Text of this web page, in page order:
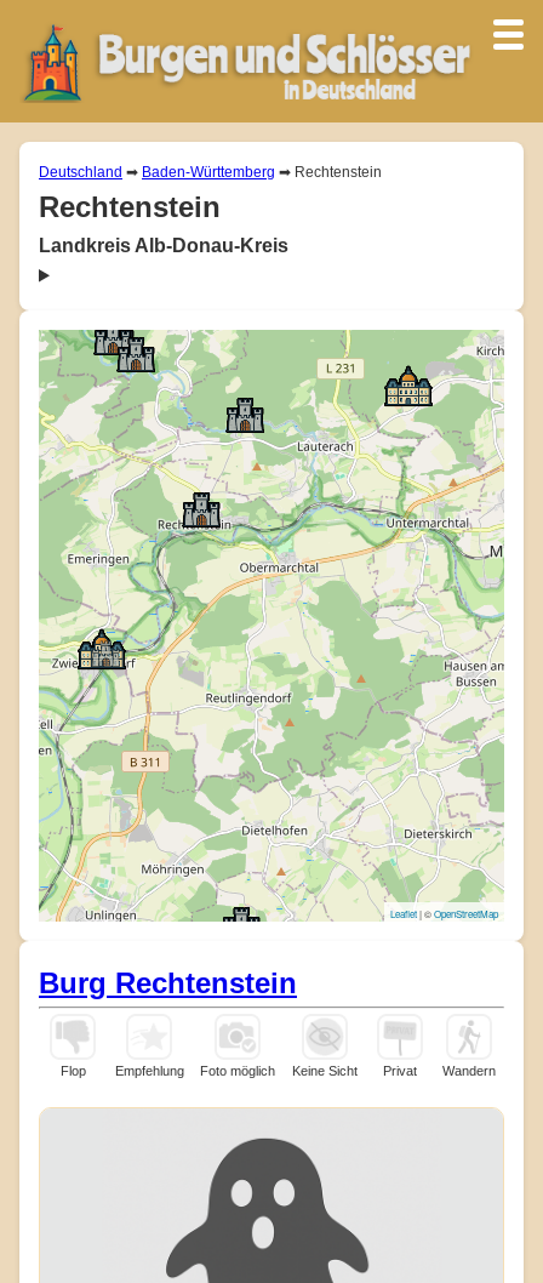
Deutschland ➡ Baden-Württemberg ➡ Rechtenstein
Rechtenstein
Landkreis Alb-Donau-Kreis
Leaflet| ©OpenStreetMap
Burg Rechtenstein
Flop Empfehlung Foto möglich Keine Sicht Privat Wandern